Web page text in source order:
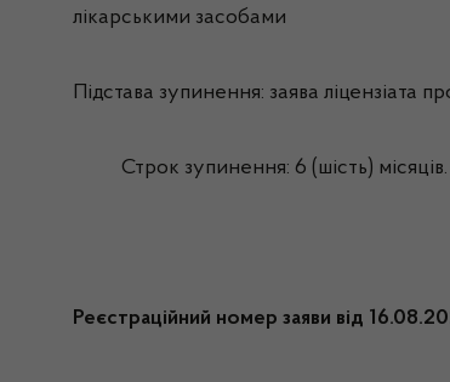
лікарськими засобами
Підстава зупинення: заява ліцензіата
Строк зупинення: 6 (шість) місяців.
Реєстраційний номер заяви від